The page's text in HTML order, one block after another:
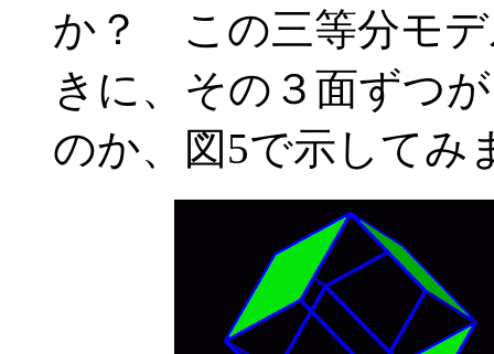
か？ この三等分モデ
きに、その３面ずつ
のか、図5で示してみ